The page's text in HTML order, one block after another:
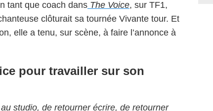
tant que coach dans The Voice, sur TF1,
clôturait sa tournée Vivante tour. Et
elle a tenu, sur scène, à faire l’annonce à
pour travailler sur son
studio, de retourner écrire, de retourner